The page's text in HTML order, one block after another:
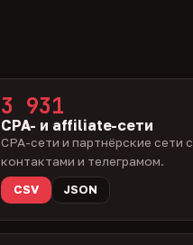
3 931
CPA- и affiliate-сети
CPA-сети и партнёрские сети с
контактами и телеграмом.
CSV
JSON